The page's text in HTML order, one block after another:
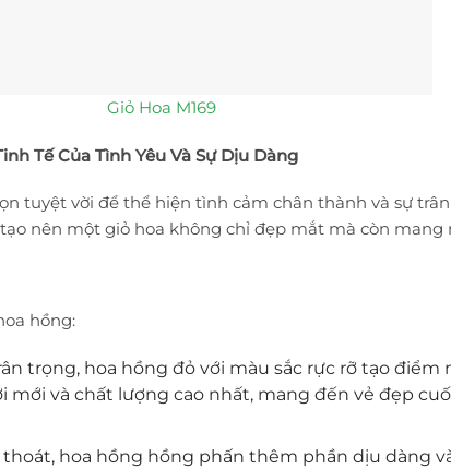
Giỏ Hoa M169
Tế Của Tình Yêu Và Sự Dịu Dàng
tuyệt vời để thể hiện tình cảm chân thành và sự
nên một giỏ hoa không chỉ đẹp mắt mà còn mang
hồng:
trọng, hoa hồng đỏ với màu sắc rực rỡ tạo
và chất lượng cao nhất, mang đến vẻ đẹp
hoa hồng hồng phấn thêm phần dịu dàng